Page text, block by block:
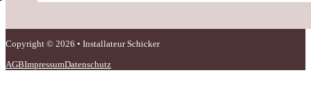
Copyright © 2026 • Installateur Schicker
AGBImpressumDatenschutz